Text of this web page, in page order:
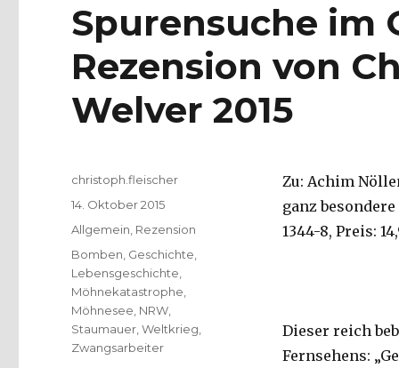
Spurensuche im
Rezension von
Welver 2015
Zu: Achim
ganz besondere
1344-8, Preis:
Dieser reich
Fernsehens:
Autor
christoph.fleischer
Veröffentlicht
am
14. Oktober 2015
Kategorien
Allgemein Rezension
Schlagwörter
Bomben Geschichte
Lebensgeschichte
Möhnekatastrophe
Möhnesee NRW
Staumauer ,Weltkrieg
Zwangsarbeiter